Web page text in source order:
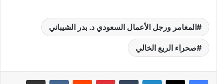
المغامر ورجل الأعمال السعودي د. بدر الشيباني
صحراء الربع الخالي
لينكدإن بينتيريست مشاركة عبر البريد